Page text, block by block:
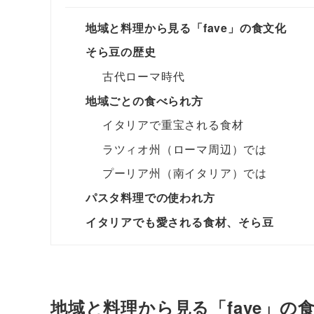
地域と料理から見る「fave」の食文化
そら豆の歴史
古代ローマ時代
地域ごとの食べられ方
イタリアで重宝される食材
ラツィオ州（ローマ周辺）では
プーリア州（南イタリア）では
パスタ料理での使われ方
イタリアでも愛される食材、そら豆
地域と料理から見る「fave」の